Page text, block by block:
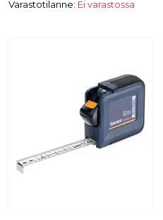
Varastotilanne: Ei varastossa